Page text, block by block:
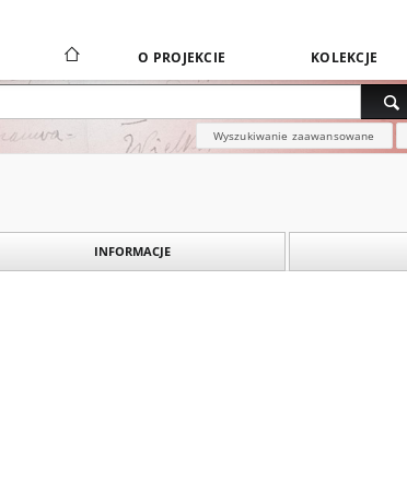
O PROJEKCIE KOLEKCJE
Wyszukiwanie zaawansowane
INFORMACJE